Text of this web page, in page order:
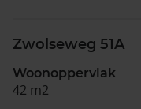
Zwolseweg 51A
Woonoppervlak
42 m2